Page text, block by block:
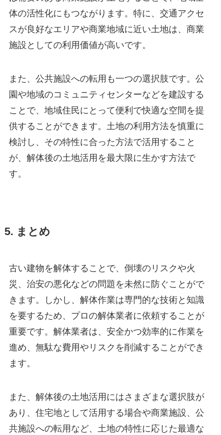
体の活性化にもつながります。特に、交通アクセ
スが良好なエリアや商業地域に近い土地は、商業
施設としての利用価値が高いです。
また、公共施設への転用も一つの選択肢です。公
園や地域のコミュニティセンターなどを建設する
ことで、地域住民にとって便利で快適な空間を提
供することができます。土地の利用方法を慎重に
検討し、その特性に合った方法で活用すること
が、解体後の土地活用を最大限に生かす方法で
す。
5. まとめ
古い建物を解体することで、倒壊のリスクや火
災、治安の悪化などの問題を未然に防ぐことがで
きます。しかし、解体作業は専門的な技術と知識
を要するため、プロの解体業者に依頼することが
重要です。解体業者は、安全かつ効率的に作業を
進め、無駄な費用やリスクを削減することができ
ます。
また、解体後の土地活用にはさまざまな選択肢が
あり、住宅地として活用する場合や商業施設、公
共施設への転用など、土地の特性に応じた最適な